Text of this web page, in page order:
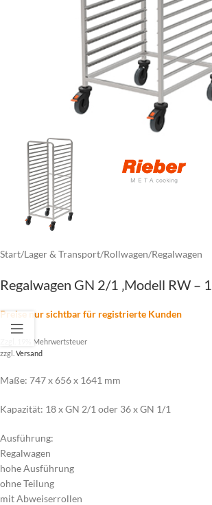
Start/Lager & Transport/Rollwagen/Regalwagen
Regalwagen GN 2/1 ‚Modell RW –
Preise nur sichtbar für registrierte Kunden
Zzgl. 19% Mehrwertsteuer
zzgl. Versand
Maße: 747 x 656 x 1641 mm
Kapazität: 18 x GN 2/1 oder 36 x GN 1/1
Ausführung:
Regalwagen
hohe Ausführung
ohne Teilung
mit Abweiserrollen